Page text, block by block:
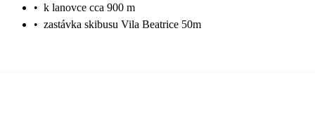
• k lanovce cca 900 m
• zastávka skibusu Vila Beatrice 50m